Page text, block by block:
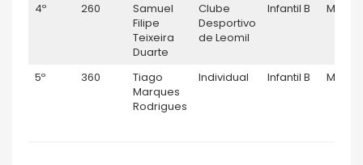
4º 260
Samuel
Filipe
Teixeira
Duarte
Clube
Desportivo
de Leomil
Infantil B M
5º 360
Tiago
Marques
Rodrigues
Individual Infantil B M